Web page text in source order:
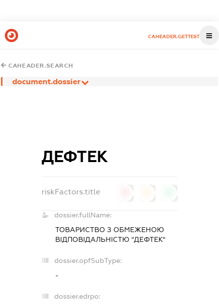
CAHEADER.GETTEST
CAHEADER.SEARCH
document.dossier
ДЕФТЕК
riskFactors.title
dossier.fullName:
ТОВАРИСТВО З ОБМЕЖЕНОЮ
ВІДПОВІДАЛЬНІСТЮ "ДЕФТЕК"
dossier.opfSubType:
-
dossier.edrpo: